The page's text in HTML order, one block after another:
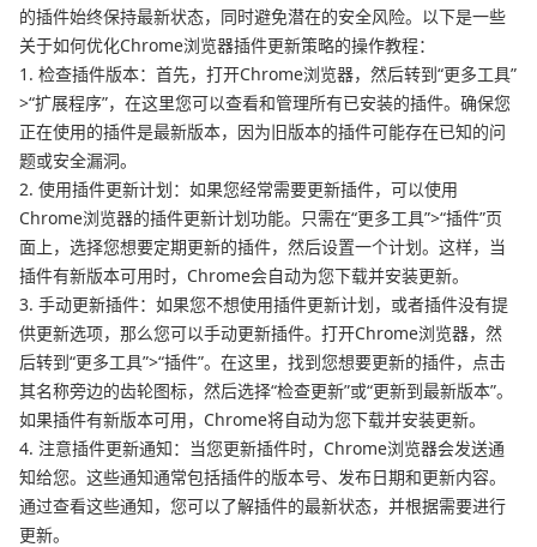
的插件始终保持最新状态，同时避免潜在的安全风险。以下是一些
关于如何优化Chrome浏览器插件更新策略的操作教程：
1. 检查插件版本：首先，打开Chrome浏览器，然后转到“更多工具”
>“扩展程序”，在这里您可以查看和管理所有已安装的插件。确保您
正在使用的插件是最新版本，因为旧版本的插件可能存在已知的问
题或安全漏洞。
2. 使用插件更新计划：如果您经常需要更新插件，可以使用
Chrome浏览器的插件更新计划功能。只需在“更多工具”>“插件”页
面上，选择您想要定期更新的插件，然后设置一个计划。这样，当
插件有新版本可用时，Chrome会自动为您下载并安装更新。
3. 手动更新插件：如果您不想使用插件更新计划，或者插件没有提
供更新选项，那么您可以手动更新插件。打开Chrome浏览器，然
后转到“更多工具”>“插件”。在这里，找到您想要更新的插件，点击
其名称旁边的齿轮图标，然后选择“检查更新”或“更新到最新版本”。
如果插件有新版本可用，Chrome将自动为您下载并安装更新。
4. 注意插件更新通知：当您更新插件时，Chrome浏览器会发送通
知给您。这些通知通常包括插件的版本号、发布日期和更新内容。
通过查看这些通知，您可以了解插件的最新状态，并根据需要进行
更新。